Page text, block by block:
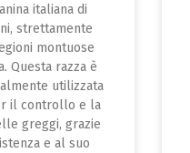
italiana di
strettamente
montuose
Questa razza è
utilizzata
il controllo e la
greggi, grazie
e al suo